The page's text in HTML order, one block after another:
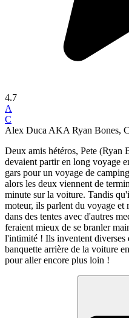
4.7
A
C
Alex Duca AKA Ryan Bones,
Deux amis hétéros, Pete (Ryan
devaient partir en long voyage
gars pour un voyage de
alors les deux viennent de
minute sur la voiture. Tandis
moteur, ils parlent du voyage et
dans des tentes avec d'autres
feraient mieux de se branler
l'intimité ! Ils inventent diverses
banquette arrière de la voiture
pour aller encore plus loin !